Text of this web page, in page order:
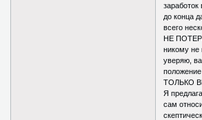
заработок
до конца
всего
НЕ
никому не
уверяю,
ТОЛЬКО
Я
сам